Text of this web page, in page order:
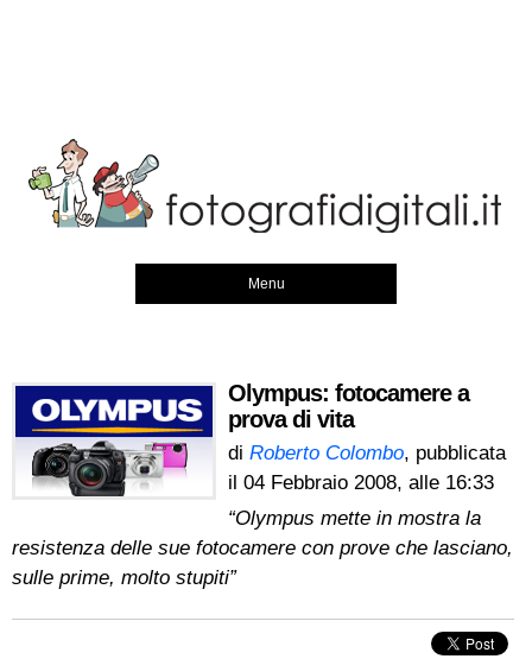
Menu
Olympus: fotocamere a
prova di vita
di Roberto Colombo, pubblicata
il 04 Febbraio 2008, alle 16:33
“Olympus mette in mostra la
resistenza delle sue fotocamere con prove che lasciano,
sulle prime, molto stupiti”